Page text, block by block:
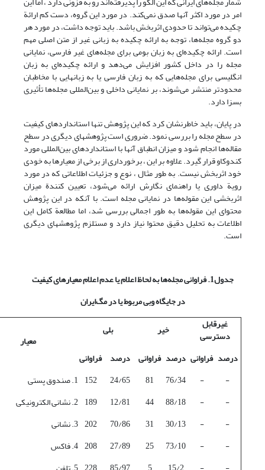
امر در مورد اکثر آنها صدق نمی‌کند. در مورد این گروه، دست کم ارائة
چکیده می‌تواند تا حدودی اثربخش باشد. باید توجه داشت، در مورد هر
دو گروه مجله‌ها، توجه به ارائه چکیده به زبانی غیر از متن اصلی مهم
است. ارائه چکیده‌ای به زبان بومی برای مجله‌های غیر فارسی، نمایانی
مجله را در داخل کشور افزایش می‌دهد و ارائه چکیده‌ای به زبان
انگلیسی برای مجله‌هایی که به زبان فارسی یا به زبانهایی با مخاطبان
محدودتر منتشر می‌شوند، بر نمایانی داخلی و بین‌المللی مجله‌ها تأثیری
بسزا دارد.
در پایان، باید خاطرنشان کرد که این پژوهش تنها استانداردهای کیفیت
در سطح مجله را بررسی نمود. ‌ضروری است پژوهشهای دیگری در سطح
مقاله‌ها انجام شود و میزان انطباق آنها با استانداردهای بین‌المللی مورد
کندوکاو قرار گیرد. علاوه بر این ، برخورداری از برخی از معیارها به خودی
خود اثربخش نیست. به طور مثال ،‌ نوع و جزئیات اطلاعاتی که در مورد
رویة داوری یا راهنمای نگارش ارائه می‌شود، تعیین کنندة میزان
اثربخشی این مقوله‌ها در نمایانی مجله است. با آنکه در این پژوهش
محتوای این مقوله‌ها به طور اجمالی بررسی شد، اما مطالعة کامل این
اطلاعات به تحلیل دقیق محتوا نیاز دارد و مستلزم پژوهشهای دیگری
است.
جدول1. فراوانی مجله‌ها به لحاظ اعلام یا عدم اعلام معیارهای کیفیت
در جایگاه وبی مربوط یا در مگ‌ایران
غیرقابل
دسترسی خیر بلی
معیار
درصد فراوانی درصد فراوانی درصد فراوانی
-
-
76/34
81
24/65
152 1. صندوق پستی
-
-
88/18
44
12/81
189 2. نشانی الکترونیکی
-
-
30/13
31
70/86
202 3. نشانی
-
-
73/10
25
27/89
208 4. فاکس